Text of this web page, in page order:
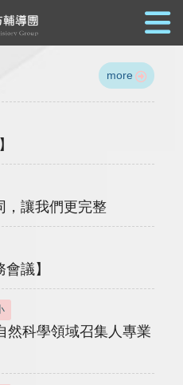
more
，讓我們更完整
議】
然科學領域召集人專業